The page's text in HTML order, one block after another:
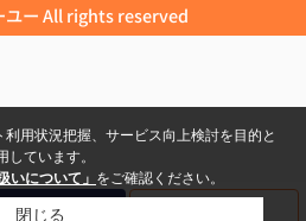
ユー All rights reserved
用状況把握、サービス向上検討を目的と
ています。
いについて」 をご確認ください。
閉じる